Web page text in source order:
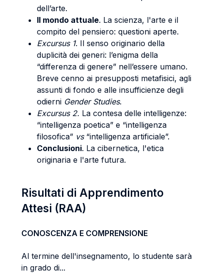
dell’arte.
Il mondo attuale. La scienza, l'arte e il
compito del pensiero: questioni aperte.
Excursus 1. Il senso originario della
duplicità dei generi: l’enigma della
“differenza di genere” nell’essere umano.
Breve cenno ai presupposti metafisici, agli
assunti di fondo e alle insufficienze degli
odierni Gender Studies.
Excursus 2. La contesa delle intelligenze:
“intelligenza poetica” e “intelligenza
filosofica” vs“intelligenza artificiale”.
Conclusioni. La cibernetica, l'etica
originaria e l'arte futura.
Risultati di Apprendimento
Attesi (RAA)
CONOSCENZA E COMPRENSIONE
Al termine dell'insegnamento, lo studente sarà
in grado di...